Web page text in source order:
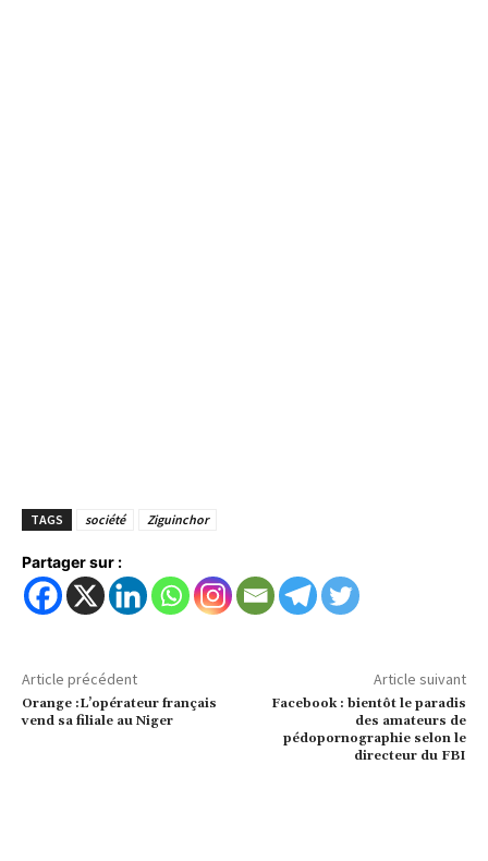
TAGS société Ziguinchor
Partager sur :
Article précédent
Orange :L’opérateur français
vend sa filiale au Niger
Article suivant
Facebook : bientôt le paradis
des amateurs de
pédopornographie selon le
directeur du FBI